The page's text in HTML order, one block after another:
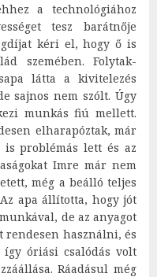
a technológiához
tesz barátnője
kéri el, hogy ő is
szemében. Folytak-
látta a kivitelezés
sajnos nem szólt. Úgy
munkás fiú mellett.
elharapóztak, már
is problémás lett és az
Imre már nem
még a beálló teljes
apa állította, hogy jót
de az anyagot
rendesen használni, és
óriási csalódás volt
Ráadásul még